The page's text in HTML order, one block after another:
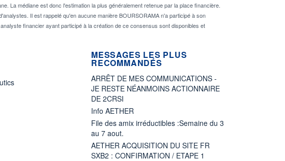
La médiane est donc l'estimation la plus généralement retenue par la place financière.
Il est rappelé qu'en aucune manière BOURSORAMA n'a participé à son
financier ayant participé à la création de ce consensus sont disponibles et
MESSAGES LES PLUS
RECOMMANDÉS
ARRÊT DE MES COMMUNICATIONS -
JE RESTE NÉANMOINS ACTIONNAIRE
DE 2CRSI
Info AETHER
File des amix irréductibles :Semaine du 3
au 7 aout.
AETHER ACQUISITION DU SITE FR
SXB2 : CONFIRMATION / ETAPE 1